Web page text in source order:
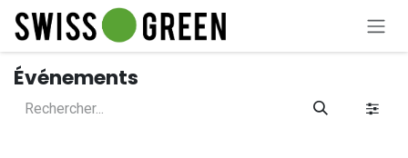
Se rendre au contenu
Événements